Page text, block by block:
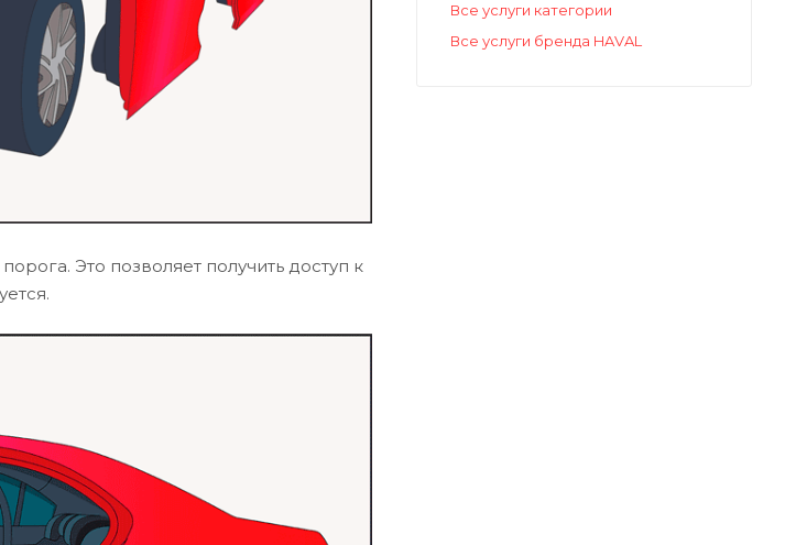
Это позволяет получить доступ к
Все услуги категории
Все услуги бренда HAVAL